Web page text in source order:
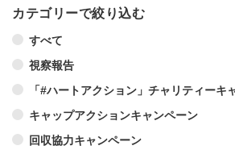
カテゴリーで絞り込む
すべて
視察報告
「#ハートアクション」チャリティーキ
キャップアクションキャンペーン
回収協力キャンペーン